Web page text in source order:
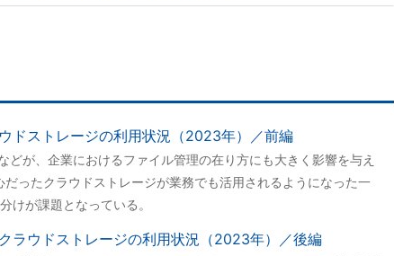
ドストレージの利用状況（2023年）／前編
どが、企業におけるファイル管理の在り方にも大きく影響を与え
だったクラウドストレージが業務でも活用されるようになった一
けが課題となっている。
ラウドストレージの利用状況（2023年）／後編